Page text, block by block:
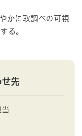
かに取調べの可視
る。
せ先